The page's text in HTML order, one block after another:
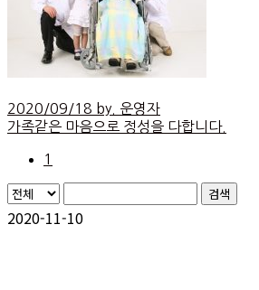
2020/09/18 by. 운영자
가족같은 마음으로 정성을 다합니다.
1
검색
2020-11-10